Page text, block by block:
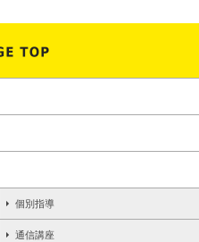
個別指導
通信講座